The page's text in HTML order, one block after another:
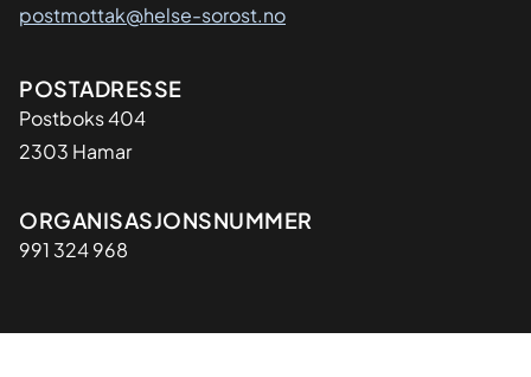
postmottak@helse-sorost.no
Adresse
POSTADRESSE
Postboks 404
2303 Hamar
Organisasjon
ORGANISASJONSNUMMER
991 324 968